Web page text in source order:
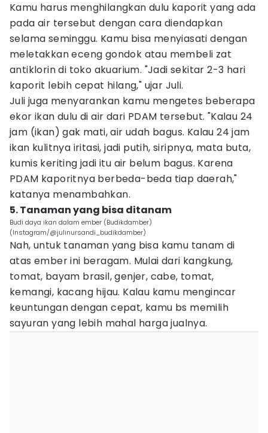
Kamu harus menghilangkan dulu kaporit yang ada
pada air tersebut dengan cara diendapkan
selama seminggu. Kamu bisa menyiasati dengan
meletakkan eceng gondok atau membeli zat
antiklorin di toko akuarium. "Jadi sekitar 2-3 hari
kaporit lebih cepat hilang," ujar Juli.
Juli juga menyarankan kamu mengetes beberapa
ekor ikan dulu di air dari PDAM tersebut. "Kalau 24
jam (ikan) gak mati, air udah bagus. Kalau 24 jam
ikan kulitnya iritasi, jadi putih, siripnya, mata buta,
kumis keriting jadi itu air belum bagus. Karena
PDAM kaporitnya berbeda-beda tiap daerah,"
katanya menambahkan.
5. Tanaman yang bisa ditanam
Budi daya ikan dalam ember (Budikdamber)
(Instagram/@julinursandi_budikdamber)
Nah, untuk tanaman yang bisa kamu tanam di
atas ember ini beragam. Mulai dari kangkung,
tomat, bayam brasil, genjer, cabe, tomat,
kemangi, kacang hijau. Kalau kamu mengincar
keuntungan dengan cepat, kamu bs memilih
sayuran yang lebih mahal harga jualnya.